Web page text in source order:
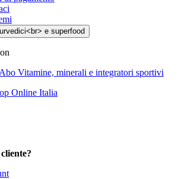
Vitamine, minerali e integratori sportivi